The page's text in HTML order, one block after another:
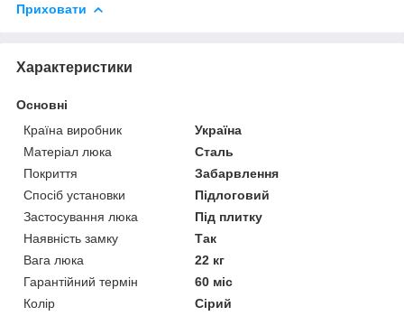
Приховати
Характеристики
Основні
Країна виробник
Україна
Матеріал люка
Сталь
Покриття
Забарвлення
Спосіб установки
Підлоговий
Застосування люка
Під плитку
Наявність замку
Так
Вага люка
22 кг
Гарантійний термін
60 міс
Колір
Сірий